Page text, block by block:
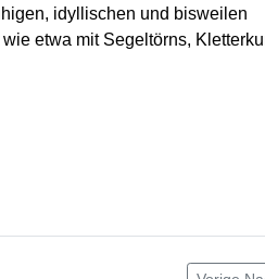
idyllischen und bisweilen
etwa mit Segeltörns,